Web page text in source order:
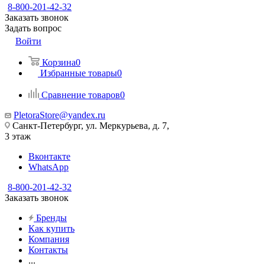
8-800-201-42-32
Заказать звонок
Задать вопрос
Войти
Корзина0
Избранные товары0
Сравнение товаров0
PletoraStore@yandex.ru
Санкт-Петербург, ул. Меркурьева, д. 7,
3 этаж
Вконтакте
WhatsApp
8-800-201-42-32
Заказать звонок
Бренды
Как купить
Компания
Контакты
...